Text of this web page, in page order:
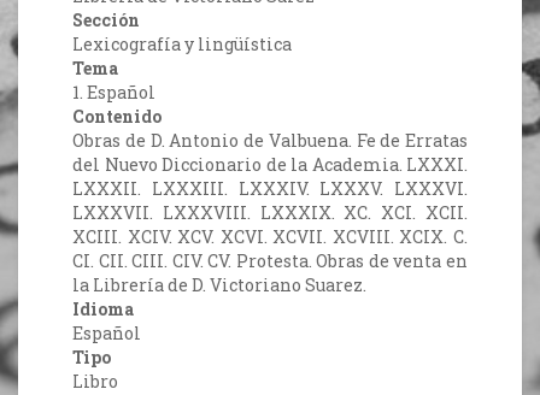
Sección
Lexicografía y lingüística
Tema
1. Español
Contenido
Obras de D. Antonio de Valbuena. Fe de Erratas
del Nuevo Diccionario de la Academia. LXXXI.
LXXXII. LXXXIII. LXXXIV. LXXXV. LXXXVI.
LXXXVII. LXXXVIII. LXXXIX. XC. XCI. XCII.
XCIII. XCIV. XCV. XCVI. XCVII. XCVIII. XCIX. C.
CI. CII. CIII. CIV. CV. Protesta. Obras de venta en
la Librería de D. Victoriano Suarez.
Idioma
Español
Tipo
Libro